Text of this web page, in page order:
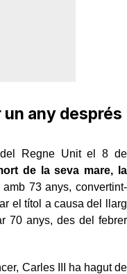
any després
Regne Unit el 8 de
de la seva mare, la
73 anys, convertint-
el títol a causa del llarg
70 anys, des del febrer
Carles III ha hagut de